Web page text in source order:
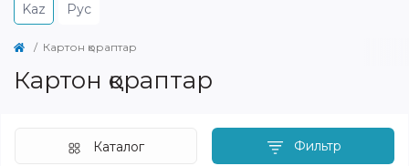
Kaz Рус
Картон қораптар
Картон қораптар
Фильтр
Каталог